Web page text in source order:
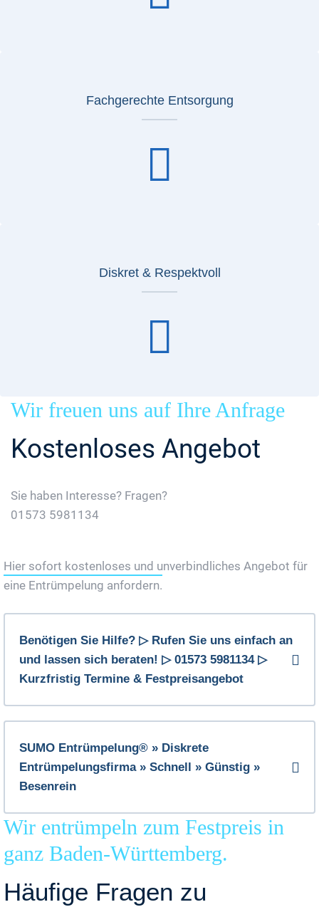
Fachgerechte Entsorgung
Diskret & Respektvoll
Wir freuen uns auf Ihre Anfrage
Kostenloses Angebot
Sie haben Interesse? Fragen?
01573 5981134
Hier sofort kostenloses und unverbindliches Angebot für
eine Entrümpelung anfordern.
Benötigen Sie Hilfe? ▷ Rufen Sie uns einfach an
und lassen sich beraten! ▷ 01573 5981134 ▷
Kurzfristig Termine & Festpreisangebot
SUMO Entrümpelung® » Diskrete
Entrümpelungsfirma » Schnell » Günstig »
Besenrein
Wir entrümpeln zum Festpreis in
ganz Baden-Württemberg.
Häufige Fragen zu